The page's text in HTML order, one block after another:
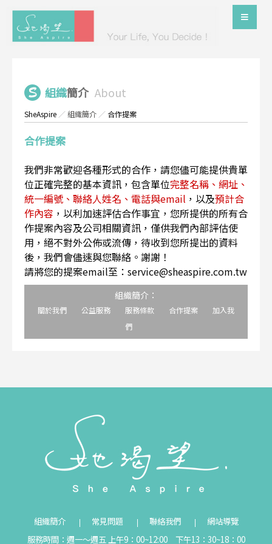
組織簡介 About
SheAspire ／組織簡介 ／ 合作提案
合作提案
我們非常歡迎各種形式的合作，請您儘可能提供貴單
位正確完整的基本資訊，包含單位完整名稱、網址、
統一編號、聯絡人姓名、電話與email ，以及預計合
作內容 ，以利加速評估合作事宜，您所提供的所有合
作提案內容及公司相關資訊，僅供我們內部評估使
用，絕不對外公佈或流傳，待收到您所提出的資料
後，我們會儘速與您聯絡。謝謝！
請將您的提案email至：service@sheaspire.com.tw
組織簡介：
關於我們 公益服務 服務條款 合作提案
加入我
們
組織簡介 常見問題 聯絡我們
網站導覽
服務時間：週一～週五 上午9：00~12:00 下午13：30~18：00